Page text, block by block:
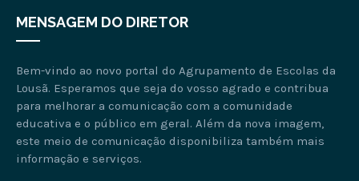
MENSAGEM DO DIRETOR
Bem-vindo ao novo portal do Agrupamento de Escolas da
Lousã. Esperamos que seja do vosso agrado e contribua
para melhorar a comunicação com a comunidade
educativa e o público em geral. Além da nova imagem,
este meio de comunicação disponibiliza também mais
informação e serviços.